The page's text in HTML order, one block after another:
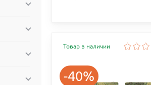
Товар в наличии
-40%